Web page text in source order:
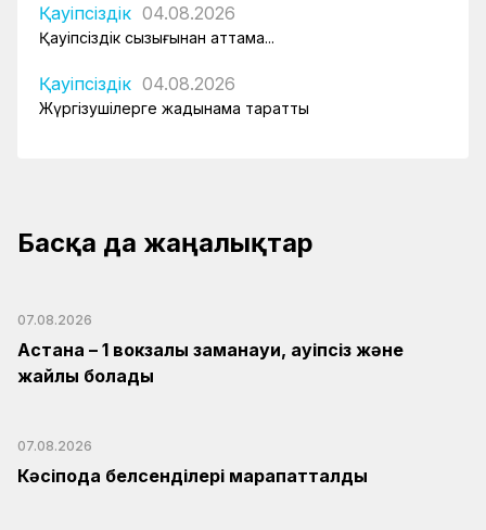
Қауіпсіздік 04.08.2026
Қауіпсіздік сызығынан аттама...
Қауіпсіздік 04.08.2026
Жүргізушілерге жадынама таратты
Басқа да жаңалықтар
07.08.2026
Астана – 1 вокзалы заманауи, қауіпсіз және
жайлы болады
07.08.2026
Кәсіподақ белсенділері марапатталды